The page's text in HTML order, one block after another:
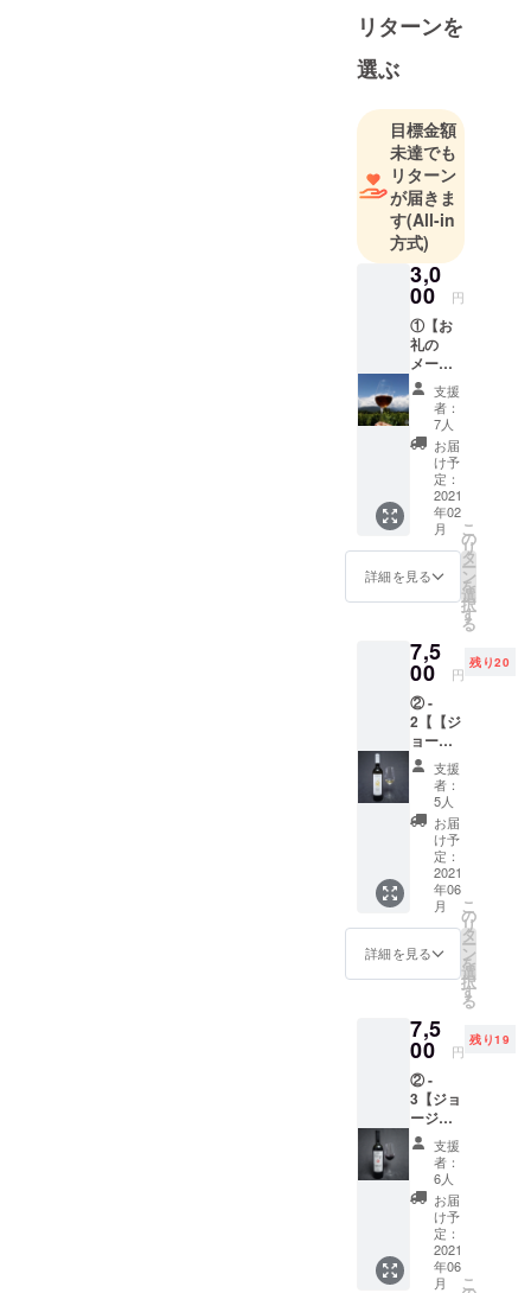
リターンを
選ぶ
目標金額
未達でも
リターン
が届きま
す(All-in
方式)
3,0
00 円
①【お
礼の
メー
ル】 ・
支援し
て頂い
た方へ
のお礼
とし
て、
ジョー
ジアワ
インに
関する
写真を
添付し
のメー
ルをご
提供致
しま
す。
【備
考】 ※
リター
ンとし
ての商
品等は
ござい
ませ
ん。
支援
者：
7人
お届
け予
定：
2021
年02
月
詳細を見る
こ
の
リ
タ
ー
ン
を
選
択
す
る
7,5
00 円
残り20
② -
2【【ジ
ョージ
アワイ
ン1本
(白) + ピ
アラ1つ
の購入
チケッ
ト】 ・
DaiSuW
ineが
ジョー
ジアで
厳選し
ました
リーワ
イナ
リーの
中か
ら、日
本初上
陸のク
ヴェヴ
リワイ
ン
750ml ×
1本(白)
を購入
する事
支援
者：
5人
お届
け予
定：
2021
年06
月
詳細を見る
こ
の
リ
タ
ー
ン
を
選
択
す
る
7,5
00 円
残り19
② -
3【ジョ
ージア
ワイン1
本(赤) +
ピアラ1
つの購
入チ
ケッ
ト】 ・
DaiSuW
ineが
支援
者：
6人
お届
け予
定：
2021
年06
月
こ